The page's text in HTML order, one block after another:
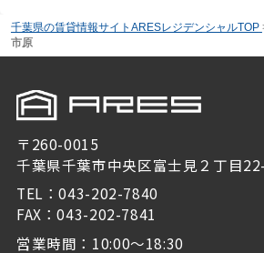
千葉県の賃貸情報サイトARESレジデンシャルTOP
市原
〒260-0015
千葉県千葉市中央区富士見２丁目
TEL：043-202-7840
FAX：043-202-7841
営業時間：10:00～18:30